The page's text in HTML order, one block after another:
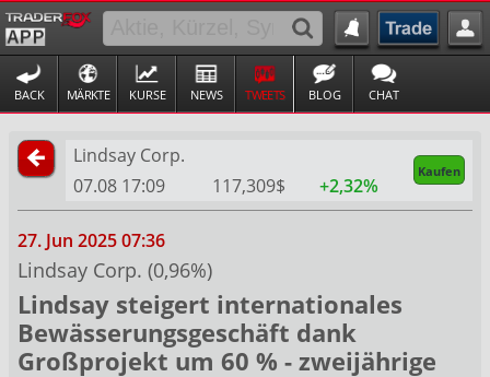
BACK MÄRKTE KURSE NEWS TWEETS BLOG CHAT
Lindsay Corp.
Kaufen
07.08 17:09 117,309$ +2,32%
27. Jun 2025 07:36
Lindsay Corp. (0,96%)
Lindsay steigert internationales
Bewässerungsgeschäft dank
Großprojekt um 60 % - zweijährige